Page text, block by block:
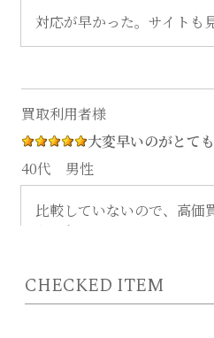
対応が早かった。サイトも
大変早いのがとて
40代
男性
比較していないので、高価
かった。
CHECKED ITEM